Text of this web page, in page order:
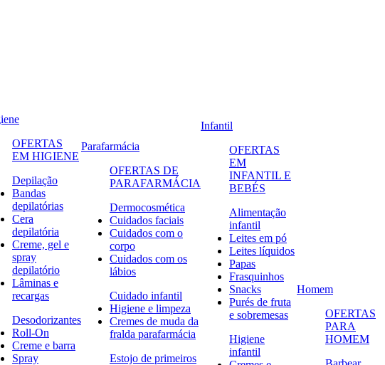
OFERTAS
EM HIGIENE
Depilação
Bandas
depilatórias
Cera
depilatória
Creme, gel e
spray
depilatório
Lâminas e
recargas
Desodorizantes
Roll-On
Creme e barra
Spray
Parafarmácia
OFERTAS DE
PARAFARMÁCIA
Dermocosmética
Cuidados faciais
Cuidados com o
corpo
Cuidados com os
lábios
Cuidado infantil
Higiene e limpeza
Cremes de muda da
fralda parafarmácia
Estojo de primeiros
Infantil
OFERTAS
EM
INFANTIL E
BEBÉS
Alimentação
infantil
Leites em pó
Leites líquidos
Papas
Frasquinhos
Snacks
Purés de fruta
e sobremesas
Higiene
infantil
Homem
OFERTAS
PARA
HOMEM